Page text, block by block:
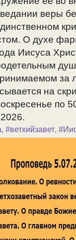
веры
О духе
Иисуса
за
на
по
, #ветхийзавет,